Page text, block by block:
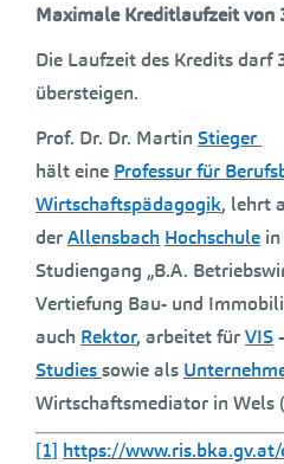
Maximale Kreditlaufzeit von
Die Laufzeit des Kredits darf
übersteigen.
Prof. Dr. Dr. Martin Stieger
hält eine Professur für
Wirtschaftspädagogik, lehrt
derAllensbach Hochschule in
Studiengang „B.A.
Vertiefung Bau- und
auch Rektor, arbeitet fürVIS
Studiessowie als
Wirtschaftsmediator in Wels
[1] https://